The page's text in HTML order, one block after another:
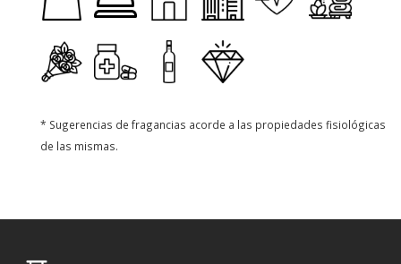
* Sugerencias de fragancias acorde a las propiedades fisiológicas
de las mismas.